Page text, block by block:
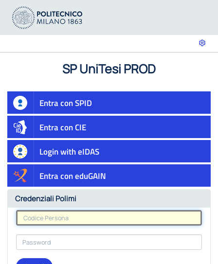
SP UniTesi PROD
Entra con SPID
Entra con CIE
Login with eIDAS
Entra con eduGAIN
Credenziali Polimi